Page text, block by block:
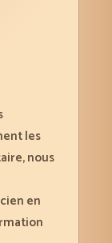
les
nous
en